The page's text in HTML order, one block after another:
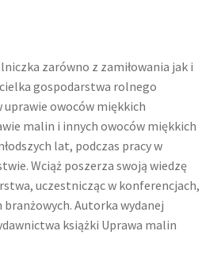
zarówno z zamiłowania jak i
gospodarstwa rolnego
uprawie owoców miękkich
malin i innych owoców miękkich
lat, podczas pracy w
Wciąż poszerza swoją wiedzę
uczestnicząc w konferencjach,
Autorka wydanej
książki Uprawa malin